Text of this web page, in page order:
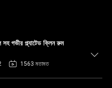
সহ গভীর প্ল্যাটেড ক্লিন রুম
1563 মতামত